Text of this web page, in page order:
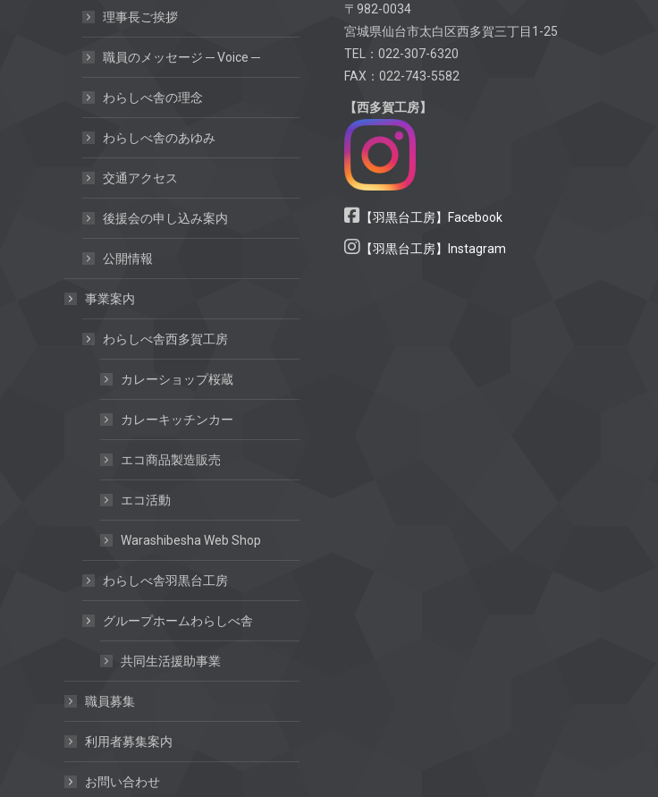
理事長ご挨拶
職員のメッセージ ─ Voice ─
わらしべ舎の理念
わらしべ舎のあゆみ
交通アクセス
後援会の申し込み案内
公開情報
事業案内
わらしべ舎西多賀工房
カレーショップ桜蔵
カレーキッチンカー
エコ商品製造販売
エコ活動
Warashibesha Web Shop
わらしべ舎羽黒台工房
グループホームわらしべ舎
共同生活援助事業
職員募集
利用者募集案内
お問い合わせ
〒982-0034
宮城県仙台市太白区西多賀三丁目1-25
TEL：022-307-6320
FAX：022-743-5582
【西多賀工房】
【羽黒台工房】Facebook
【羽黒台工房】Instagram